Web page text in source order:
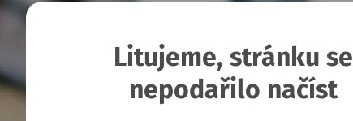
Litujeme, stránku se
nepodařilo načíst